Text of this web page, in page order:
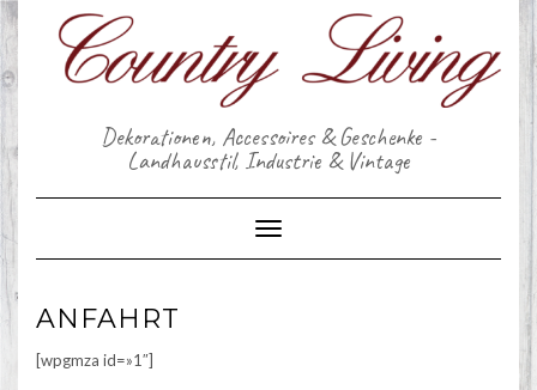
Skip
to
Dekorationen, Accessoires & Geschenke -
Landhausstil, Industrie & Vintage
Toggle Navigation
ANFAHRT
[wpgmza id=»1″]